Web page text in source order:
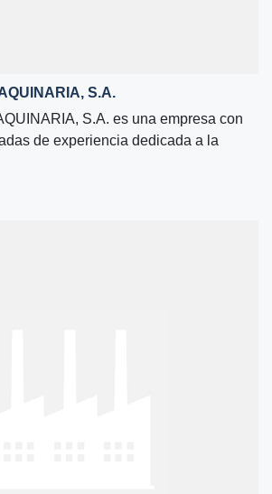
S.A.
S.A. es una empresa con
de experiencia dedicada a la